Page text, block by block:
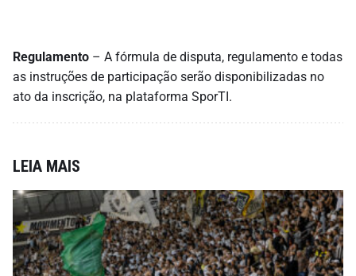
Regulamento – A fórmula de disputa, regulamento e todas
as instruções de participação serão disponibilizadas no
ato da inscrição, na plataforma SporTI.
LEIA MAIS